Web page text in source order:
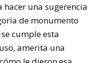
hacer una sugerencia
de monumento
cumple esta
amerita una